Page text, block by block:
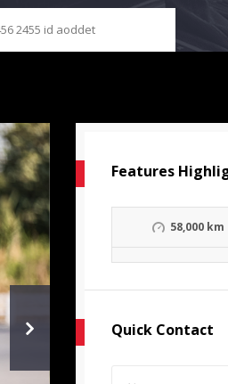
2455 id aoddet
Features
58,000 km
Quick Contact